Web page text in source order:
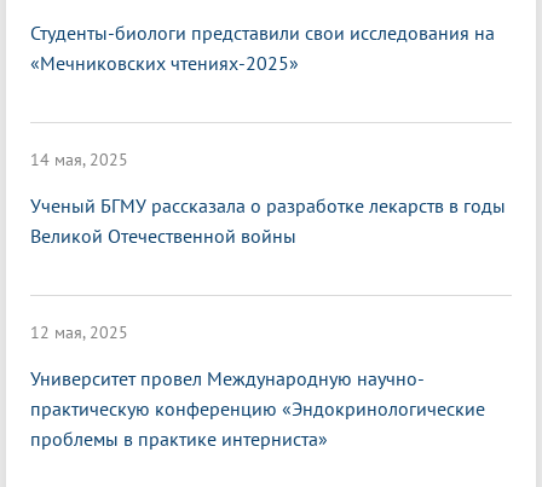
Студенты-биологи представили свои исследования на
«Мечниковских чтениях-2025»
14 мая, 2025
Ученый БГМУ рассказала о разработке лекарств в годы
Великой Отечественной войны
12 мая, 2025
Университет провел Международную научно-
практическую конференцию «Эндокринологические
проблемы в практике интерниста»